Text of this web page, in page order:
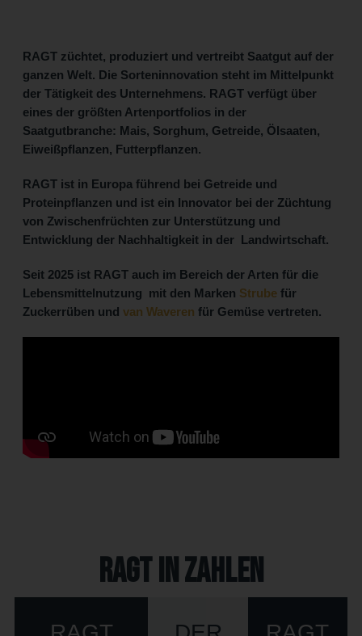
RAGT züchtet, produziert und vertreibt Saatgut auf der
ganzen Welt. Die Sorteninnovation steht im Mittelpunkt
der Tätigkeit des Unternehmens. RAGT verfügt über
eines der größten Artenportfolios in der
Saatgutbranche: Mais, Sorghum, Getreide, Ölsaaten,
Eiweißpflanzen, Futterpflanzen.
RAGT ist in Europa führend bei Getreide und
Proteinpflanzen und ist ein Innovator bei der Züchtung
von Zwischenfrüchten zur Unterstützung und
Entwicklung der Nachhaltigkeit in der Landwirtschaft.
Seit 2025 ist RAGT auch im Bereich der Arten für die
Lebensmittelnutzung mit den Marken Strubefür
Zuckerrüben und van Waveren für Gemüse vertreten.
RAGT in Zahlen